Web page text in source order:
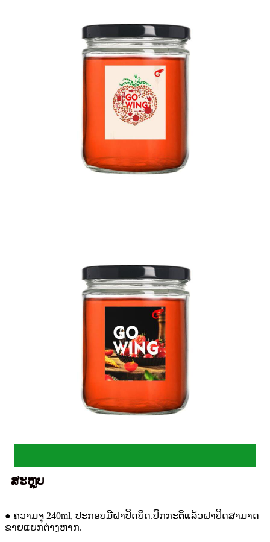
ສະຫຼຸບ
● ຄວາມຈຸ 240ml, ປະກອບມີຝາປິດບິດ.ປົກກະຕິແລ້ວຝາປິດສາມາດ
ຂາຍແຍກຕ່າງຫາກ.